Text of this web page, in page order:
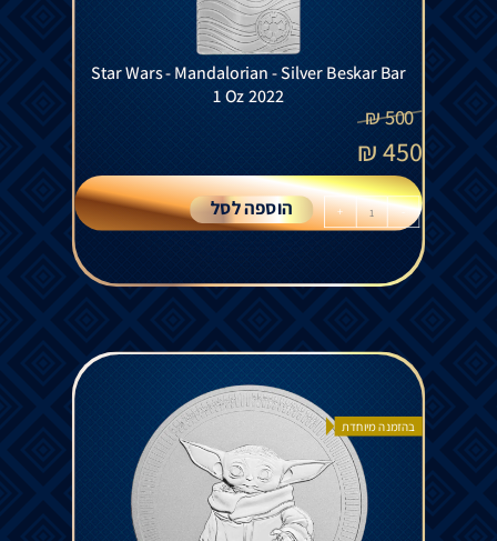
Star Wars - Mandalorian - Silver Beskar Bar
1 Oz 2022
500
₪
450
₪
-
+ הוספה לסל
בהזמנה מיוחדת